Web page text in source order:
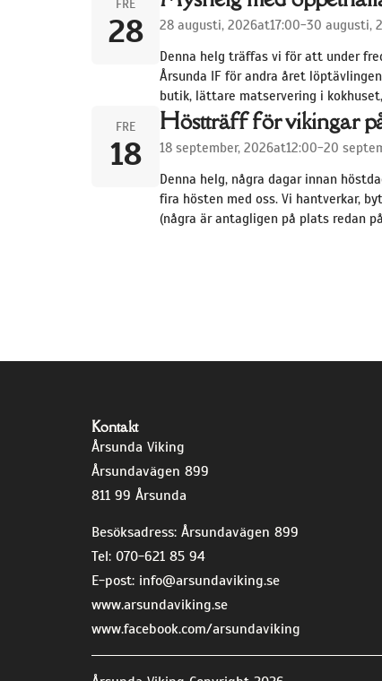
FRE
28 28 augusti, 2026at17:00-30 augusti,
Denna helg träffas vi för att under
Årsunda IF för andra året
butik, lättare matservering i
FRE
18
Höstträff för vikingar
18 september, 2026at12:00-20
Denna helg, några dagar innan
fira hösten med oss. Vi hantverkar,
(några är antagligen på plats redan
Kontakt
Årsunda Viking
Årsundavägen 899
811 99 Årsunda
Besöksadress: Årsundavägen 899
Tel: 070-621 85 94
E-post: info@arsundaviking.se
www.arsundaviking.se
www.facebook.com/arsundaviking